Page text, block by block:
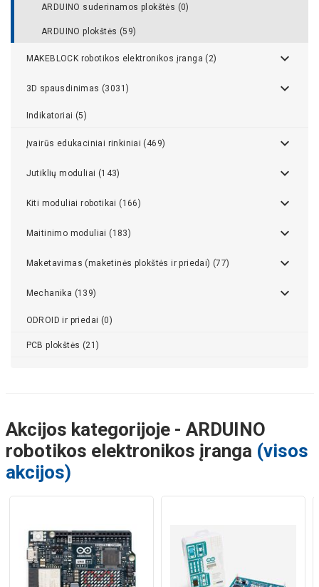
ARDUINO suderinamos plokštės (0)
ARDUINO plokštės (59)
MAKEBLOCK robotikos elektronikos įranga (2)
3D spausdinimas (3031)
Indikatoriai (5)
Įvairūs edukaciniai rinkiniai (469)
Jutiklių moduliai (143)
Kiti moduliai robotikai (166)
Maitinimo moduliai (183)
Maketavimas (maketinės plokštės ir priedai) (77)
Mechanika (139)
ODROID ir priedai (0)
PCB plokštės (21)
Akcijos kategorijoje - ARDUINO
robotikos elektronikos įranga (visos
akcijos)